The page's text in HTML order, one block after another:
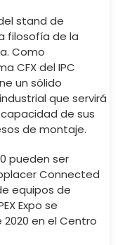
stand de
filosofía de la
Como
CFX del IPC
un sólido
que servirá
de sus
de montaje.
pueden ser
Connected
equipos de
Expo se
en el Centro